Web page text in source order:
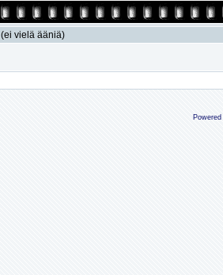
(ei vielä ääniä)